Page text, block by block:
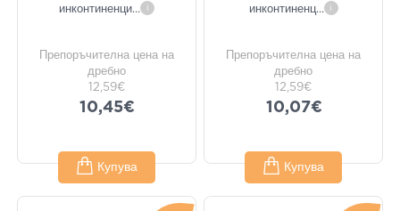
инконтиненци... i
Препоръчителна цена на
дребно
12,59€
10,45€
Купува
инконтиненц... i
Препоръчителна цена на
дребно
12,59€
10,07€
Купува